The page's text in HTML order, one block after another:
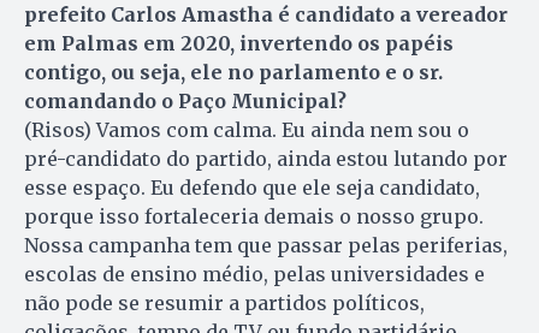
prefeito Carlos Amastha é candidato a vereador
em Palmas em 2020, invertendo os papéis
contigo, ou seja, ele no parlamento e o sr.
comandando o Paço Municipal?
(Risos) Vamos com calma. Eu ainda nem sou o
pré-candidato do partido, ainda estou lutando por
esse espaço. Eu defendo que ele seja candidato,
porque isso fortaleceria demais o nosso grupo.
Nossa campanha tem que passar pelas periferias,
escolas de ensino médio, pelas universidades e
não pode se resumir a partidos políticos,